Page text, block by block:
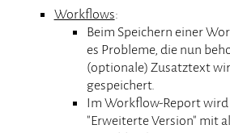
Workflows:
Beim Speichern einer
es Probleme, die nun
(optionale) Zusatztext
gespeichert.
Im Workflow-Report
"Erweiterte Version" mit